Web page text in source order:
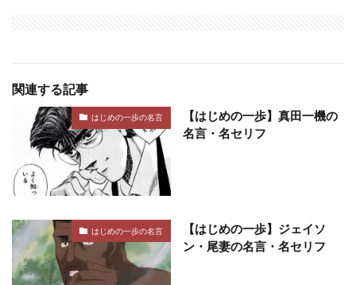
関連する記事
はじめの一歩の名言
【はじめの一歩】真田一機の
名言・名セリフ
はじめの一歩の名言
【はじめの一歩】ジェイソ
ン・尾妻の名言・名セリフ